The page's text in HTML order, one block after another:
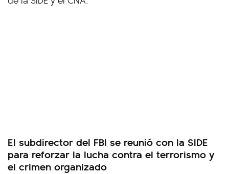
El subdirector del FBI se reunió con la SIDE
para reforzar la lucha contra el terrorismo y
el crimen organizado